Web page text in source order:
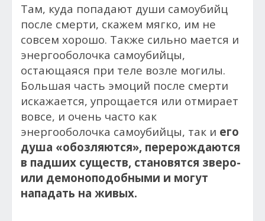
Там, куда попадают души самоубийц
после смерти, скажем мягко, им не
совсем хорошо. Также сильно мается и
энергооболочка самоубийцы,
остающаяся при теле возле могилы.
Большая часть эмоций после смерти
искажается, упрощается или отмирает
вовсе, и очень часто как
энергооболочка самоубийцы, так и его
душа «обозляются», перерождаются
в падших существ, становятся зверо-
или демоноподобными и могут
нападать на живых.